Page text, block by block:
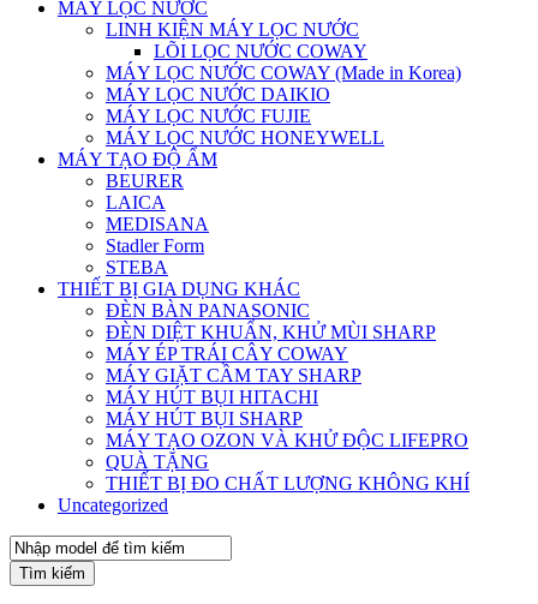
MÁY LỌC NƯỚC
LINH KIỆN MÁY LỌC NƯỚC
LÕI LỌC NƯỚC COWAY
MÁY LỌC NƯỚC COWAY (Made in Korea)
MÁY LỌC NƯỚC DAIKIO
MÁY LỌC NƯỚC FUJIE
MÁY LỌC NƯỚC HONEYWELL
MÁY TẠO ĐỘ ẨM
BEURER
LAICA
MEDISANA
Stadler Form
STEBA
THIẾT BỊ GIA DỤNG KHÁC
ĐÈN BÀN PANASONIC
ĐÈN DIỆT KHUẨN, KHỬ MÙI SHARP
MÁY ÉP TRÁI CÂY COWAY
MÁY GIẶT CẦM TAY SHARP
MÁY HÚT BỤI HITACHI
MÁY HÚT BỤI SHARP
MÁY TẠO OZON VÀ KHỬ ĐỘC LIFEPRO
QUÀ TẶNG
THIẾT BỊ ĐO CHẤT LƯỢNG KHÔNG KHÍ
Uncategorized
Tìm kiếm